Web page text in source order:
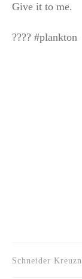
Give it to me.
????⁣⁣⁣⁣⁣⁣⁣⁣⁣⁣⁣⁣⁣ #plankton
Schneider